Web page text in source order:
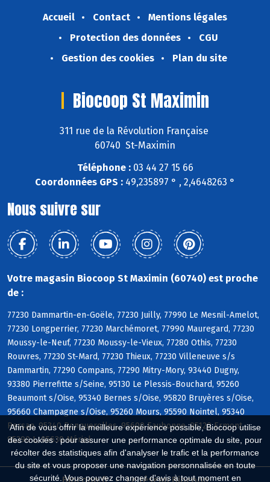
Afin de vous offrir la meilleure expérience possible, Biocoop utilise
des cookies : pour assurer une performance optimale du site, pour
récolter des statistiques afin d'analyser le trafic et la performance
du site et vous proposer une navigation personnalisée en toute
sécurité. Vous pouvez changer d'avis à tout moment en
Accueil Contact
Mentions légales
Protection des données
CGU
Gestion des cookies
Plan du site
Biocoop St Maximin
311 rue de la Révolution Française
60740 St-Maximin
Téléphone :03 44 27 15 66
Coordonnées GPS : 49,235897 ° , 2,4648263 °
Nous suivre sur
Votre magasin Biocoop St Maximin (60740) est proche
de :
77230 Dammartin-en-Goële, 77230 Juilly, 77990 Le Mesnil-Amelot,
77230 Longperrier, 77230 Marchémoret, 77990 Mauregard, 77230
Moussy-le-Neuf, 77230 Moussy-le-Vieux, 77280 Othis, 77230
Rouvres, 77230 St-Mard, 77230 Thieux, 77230 Villeneuve s/s
Dammartin, 77290 Compans, 77290 Mitry-Mory, 93440 Dugny,
93380 Pierrefitte s/Seine, 95130 Le Plessis-Bouchard, 95260
Beaumont s/Oise, 95340 Bernes s/Oise, 95820 Bruyères s/Oise,
95660 Champagne s/Oise, 95260 Mours, 95590 Nointel, 95340
Persan, 95340 Ronquerolles, 95600 Eaubonne, 95120 Ermont,
95290 L, 95630 Mériel